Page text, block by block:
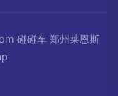
碰碰车 郑州莱恩斯